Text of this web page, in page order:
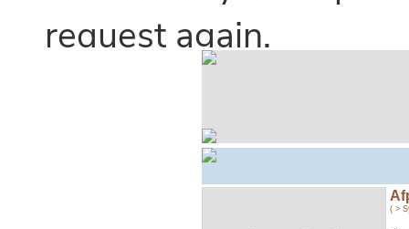
( >